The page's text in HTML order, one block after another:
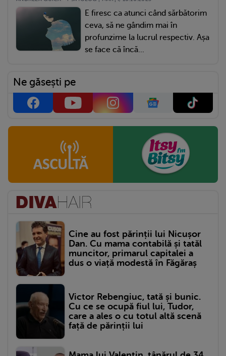
E firesc ca atunci când sărbătorim
ceva, să ne gândim mai în
profunzime la lucrul respectiv. Așa
se face că încă...
Ne găsești pe
Cine au fost părinții lui Nicușor
Dan. Cu mama contabilă și tatăl
muncitor, primarul capitalei a
dus o viață modestă în Făgăraș
Victor Rebengiuc, tată și bunic.
Cu ce se ocupă fiul lui, Tudor,
care a ales o cu totul altă scenă
față de părinții lui